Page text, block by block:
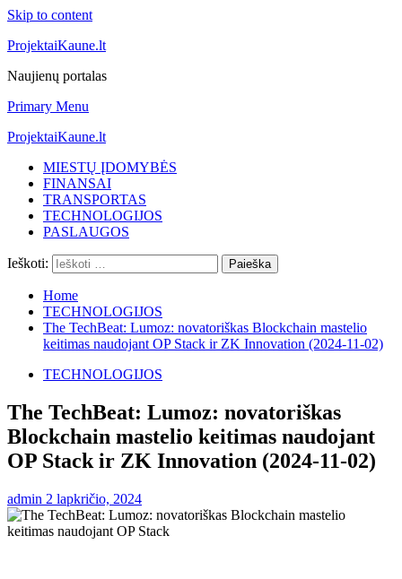
Skip to content
ProjektaiKaune.lt
Naujienų portalas
Primary Menu
ProjektaiKaune.lt
MIESTŲ ĮDOMYBĖS
FINANSAI
TRANSPORTAS
TECHNOLOGIJOS
PASLAUGOS
Ieškoti:
Home
TECHNOLOGIJOS
The TechBeat: Lumoz: novatoriškas Blockchain mastelio
keitimas naudojant OP Stack ir ZK Innovation (2024-11-02)
TECHNOLOGIJOS
The TechBeat: Lumoz: novatoriškas
Blockchain mastelio keitimas naudojant
OP Stack ir ZK Innovation (2024-11-02)
admin 2 lapkričio, 2024